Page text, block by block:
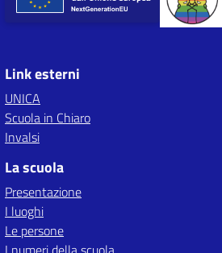
Link esterni
UNICA
Scuola in Chiaro
Invalsi
La scuola
Presentazione
I luoghi
Le persone